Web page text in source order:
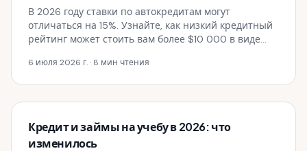
В 2026 году ставки по автокредитам могут
отличаться на 15%. Узнайте, как низкий кредитный
рейтинг может стоить вам более $10 000 в виде
6 июля 2026 г.· 8 мин чтения
Кредит и займы на учебу в 2026: что
изменилось